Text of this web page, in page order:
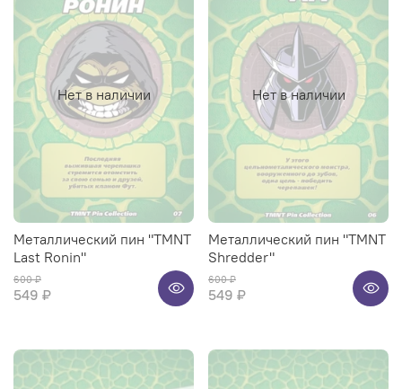
Нет в наличии
Металлический пин "TMNT
Last Ronin"
600 ₽
549 ₽
Нет в наличии
Металлический пин "TMNT
Shredder"
600 ₽
549 ₽